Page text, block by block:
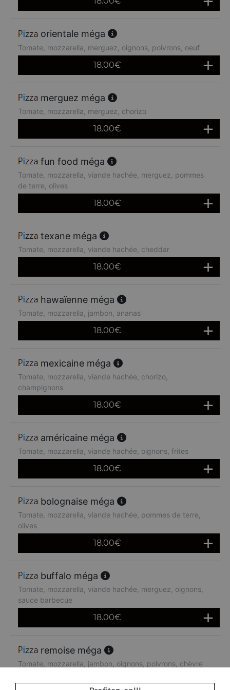
orientale méga
Tomate, mozzarella, merguez, oignons, poivrons, oeuf
18.00€
merguez méga
Tomate, mozzarella, merguez, chorizo
18.00€
fun food méga
Tomate, mozzarella, viande hachée, merguez, pommes
de terre, olives
18.00€
texane méga
Tomate, mozzarella, viande hachée, cheddar
18.00€
hawaïenne méga
Tomate, mozzarella, jambon, ananas
18.00€
mexicaine méga
Tomate, mozzarella, viande hachée, chorizo,
champignons
18.00€
américaine méga
Tomate, mozzarella, viande hachée, oignons, frites
18.00€
bolognaise méga
Tomate, mozzarella, viande hachée, pommes de terre,
olives
18.00€
buffalo méga
Tomate, mozzarella, viande hachée, merguez, oignons,
sauce barbecue
18.00€
remoise méga
Tomate, mozzarella, jambon, oignons, poivrons, chèvre
18.00€